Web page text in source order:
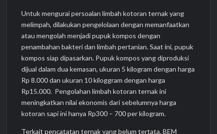
Untuk mengurai persoalan limbah kotoran ternak yang
melimpah, dilakukan pengelolaan dengan memanfaatkan
atau mengolah menjadi pupuk kompos dengan
penambahan bakteri dan limbah pertanian. Saat ini, pupuk
kompos siap dipasarkan. Pupuk kompos yang diproduksi
dijual dalam dua kemasan, ukuran 5 kilogram dengan harga
Rp 8.000 dan ukuran 10 kiloggram dengan harga
Rp15.000. Pengolahan limbah kotoran ternak ini
meningkatkan nilai ekonomis dari sebelumnya harga
kotoran sapi ini hanya Rp300 – 700 per kilogram.
Terkait pencatatan ternak yang belum tertata, BEM